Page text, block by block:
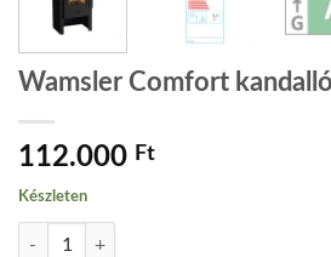
Wamsler Comfort
112.000 Ft
Készleten
Wamsler Comfort kandalló 6 kw mennyiség